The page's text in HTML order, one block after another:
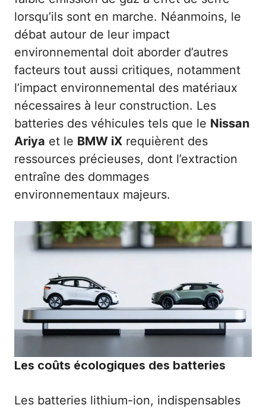
lorsqu’ils sont en marche. Néanmoins, le
débat autour de leur impact
environnemental doit aborder d’autres
facteurs tout aussi critiques, notamment
l’impact environnemental des matériaux
nécessaires à leur construction. Les
batteries des véhicules tels que le Nissan
Ariya et le BMW iX requièrent des
ressources précieuses, dont l’extraction
entraîne des dommages
environnementaux majeurs.
Les coûts écologiques des batteries
Les batteries lithium-ion, indispensables